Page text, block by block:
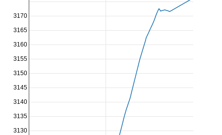
3130
3135
3140
3145
3150
3155
3160
3165
3170